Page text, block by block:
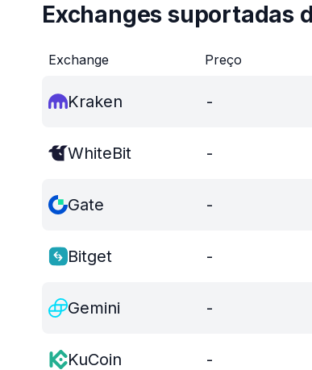
Exchanges suportadas
Exchange Preço
Kraken -
WhiteBit -
Gate -
Bitget -
Gemini -
KuCoin -